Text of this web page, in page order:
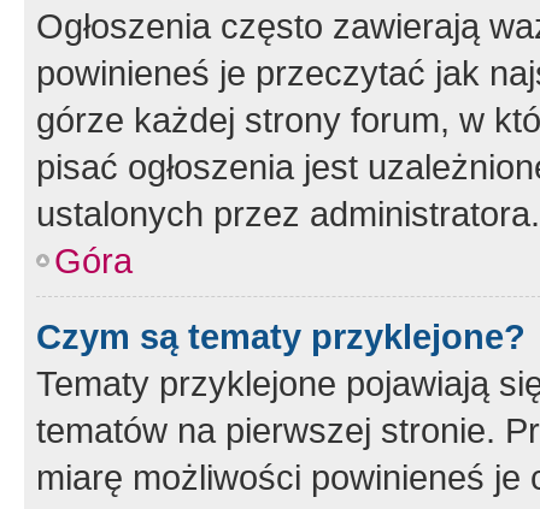
Ogłoszenia często zawierają
powinieneś je przeczytać jak
górze każdej strony forum, w
pisać ogłoszenia jest
ustalonych przez administratora.
Góra
Czym są tematy przyklejone?
Tematy przyklejone pojawiają
tematów na pierwszej stronie.
miarę możliwości powinieneś je